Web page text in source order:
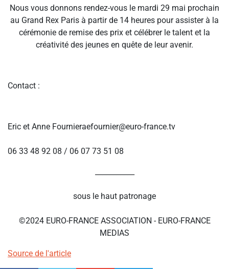
Nous vous donnons rendez-vous le mardi 29 mai prochain
au Grand Rex Paris à partir de 14 heures pour assister à la
cérémonie de remise des prix et célébrer le talent et la
créativité des jeunes en quête de leur avenir.
Contact :
Eric et Anne Fournieraefournier@euro-france.tv
06 33 48 92 08 / 06 07 73 51 08
sous le haut patronage
©2024 EURO-FRANCE ASSOCIATION - EURO-FRANCE
MEDIAS
Source de l'article